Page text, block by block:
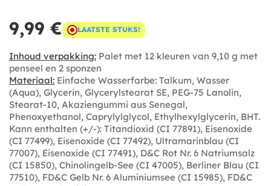
9,99 € LAATSTE STUKS!
Inhoud verpakking: Palet met 12 kleuren van 9,10 g met
penseel en 2 sponzen
Materiaal: Einfache Wasserfarbe: Talkum, Wasser
(Aqua), Glycerin, Glycerylstearat SE, PEG-75 Lanolin,
Stearat-10, Akaziengummi aus Senegal,
Phenoxyethanol, Caprylylglycol, Ethylhexylglycerin, BHT.
Kann enthalten (+/-): Titandioxid (CI 77891), Eisenoxide
(CI 77499), Eisenoxide (CI 77492), Ultramarinblau (CI
77007), Eisenoxide (CI 77491), D&C Rot Nr. 6 Natriumsalz
(CI 15850), Chinolingelb-See (CI 47005), Berliner Blau (CI
77510), FD&C Gelb Nr. 6 Aluminiumsee (CI 15985), FD&C